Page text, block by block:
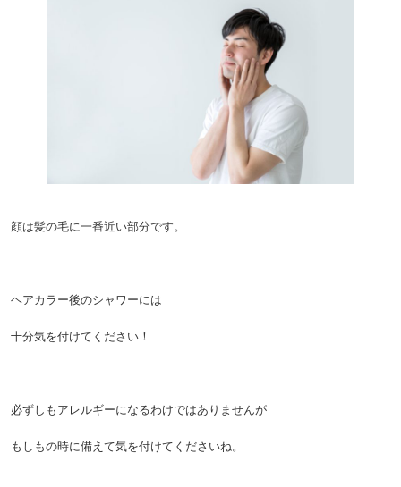
顔は髪の毛に一番近い部分です。
ヘアカラー後のシャワーには
十分気を付けてください！
必ずしもアレルギーになるわけではありませんが
もしもの時に備えて気を付けてくださいね。